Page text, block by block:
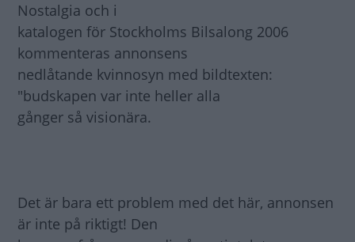
Nostalgia och i
katalogen för Stockholms Bilsalong 2006
kommenteras annonsens
nedlåtande kvinnosyn med bildtexten:
"budskapen var inte heller alla
gånger så visionära.
Det är bara ett problem med det här, annonsen
är inte på riktigt! Den